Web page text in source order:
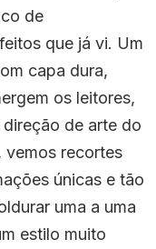
de
que já vi. Um
capa dura,
os leitores,
de arte do
vemos recortes
únicas e tão
uma a uma
estilo muito